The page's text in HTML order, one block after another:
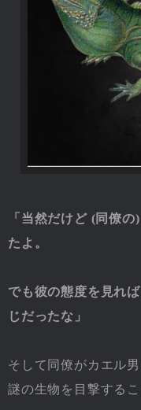
「当然だけど (同僚
たよ。
でも彼の態度を見れ
じだったな」
そして同僚がカエル
謎の生物を目撃するこ